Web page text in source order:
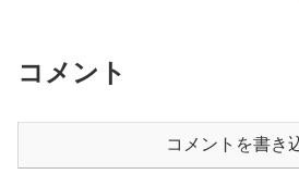
コメント
コメントを書き